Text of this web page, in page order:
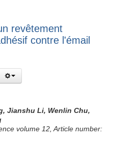
revêtement
contre l'émail
Jianshu Li, Wenlin Chu,
volume 12, Article number: